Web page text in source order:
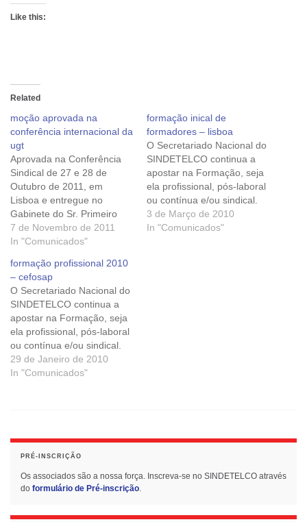
Like this:
Related
moção aprovada na
conferência internacional da
ugt
Aprovada na Conferência
Sindical de 27 e 28 de
Outubro de 2011, em
Lisboa e entregue no
Gabinete do Sr. Primeiro
Ministro após a
Manifestação e
Outubro de 2011 do Largo
do Rato até São Bento.
Esta realização contou com
a participação de 43
dirigentes do…
7 de Novembro de 2011
In "Comunicados"
formação inical de
formadores – lisboa
O Secretariado Nacional do
SINDETELCO continua a
apostar na Formação, seja
ela profissional, pós-laboral
ou contínua e/ou sindical.
Temos presente que esta é
uma função essencial para
3 de Março de 2010
In "Comunicados"
formação profissional 2010
– cefosap
O Secretariado Nacional do
SINDETELCO continua a
apostar na Formação, seja
ela profissional, pós-laboral
ou contínua e/ou sindical.
Temos presente que esta é
uma função essencial para
flexível. FORMAÇÃO
PROFISSIONAL 2010 -
29 de Janeiro de 2010
In "Comunicados"
PRÉ-INSCRIÇÃO
Os associados são a nossa força. Inscreva-se no SINDETELCO através
do formulário de Pré-inscrição